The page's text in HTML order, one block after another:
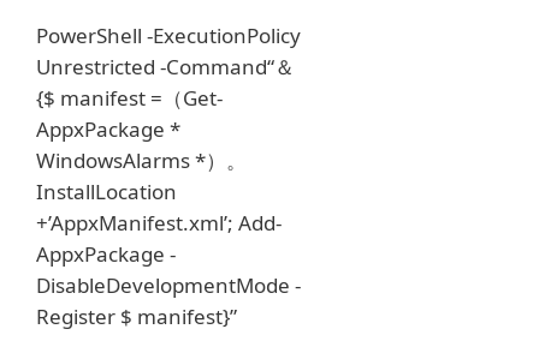
PowerShell -ExecutionPolicy
Unrestricted -Command“＆
{$ manifest =（Get-
AppxPackage *
WindowsAlarms *）。
InstallLocation
+’AppxManifest.xml’; Add-
AppxPackage -
DisableDevelopmentMode -
Register $ manifest}”